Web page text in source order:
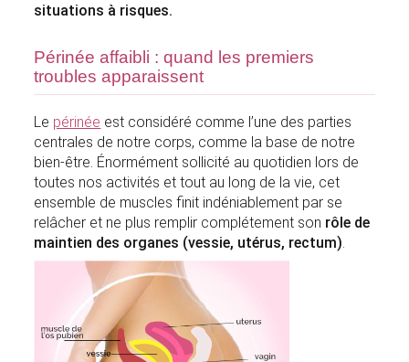
situations à risques.
Périnée affaibli : quand les premiers
troubles apparaissent
Le périnée est considéré comme l’une des parties
centrales de notre corps, comme la base de notre
bien-être. Énormément sollicité au quotidien lors de
toutes nos activités et tout au long de la vie, cet
ensemble de muscles finit indéniablement par se
relâcher et ne plus remplir complétement son rôle de
maintien des organes (vessie, utérus, rectum).